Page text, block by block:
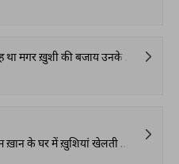
बिस्तर हमेशा की तरह अम्मां बी के कमरे में बिछा रहेगा। उसे कोई नहीं हटाएगा और आप भी सुन लें छोटी बजिया, अब आप मेरा बिस्तर उठवाने की बात नहीं करेंगी, क्या समझीं आप?"
की होगी तो छोटी की यही ग्यारह साढ़े ग्यारह और जो लड़का था गो सबसे छोटा मगर क़द काठ के लिहाज़ से वो अपनी बड़ी बहनों के बराबर मालूम होता था।